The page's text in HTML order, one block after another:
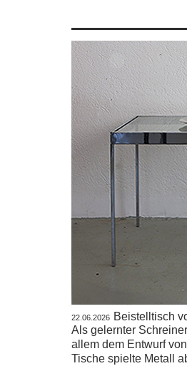
22.06.2026
Beistelltisch
Als gelernter
allem dem Entwurf
Tische spielte Metall